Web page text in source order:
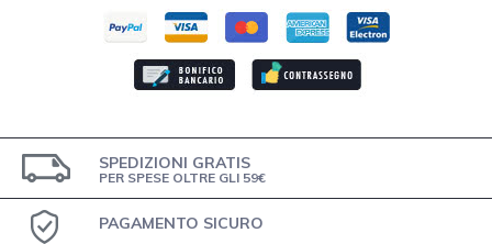
SPEDIZIONI GRATIS
PER SPESE OLTRE GLI 59€
PAGAMENTO SICURO